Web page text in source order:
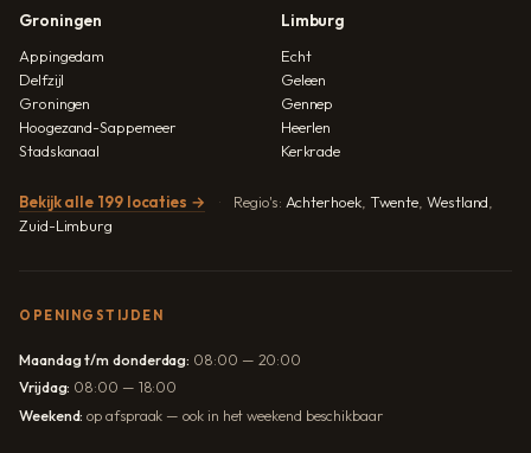
Groningen
Appingedam
Delfzijl
Groningen
Hoogezand-Sappemeer
Stadskanaal
Limburg
Echt
Geleen
Gennep
Heerlen
Kerkrade
Bekijk alle 199 locaties → Regio's: Achterhoek, Twente Westland
Zuid-Limburg
OPENINGSTIJDEN
Maandag t/m donderdag: 08:00 — 20:00
Vrijdag: 08:00 — 18:00
Weekend: op afspraak — ook in het weekend beschikbaar